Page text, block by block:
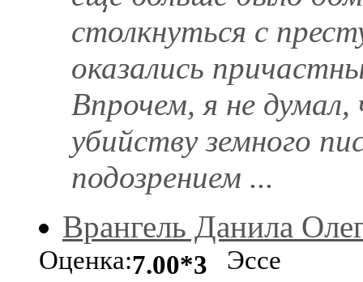
столкнуться с
оказались
Впрочем, я не
убийству земного
подозрением ...
Врангель Данила
Оценка:7.00*3
Эссе